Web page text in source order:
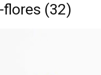
(32)